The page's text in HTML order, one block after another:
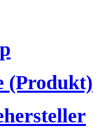
(Produkt)